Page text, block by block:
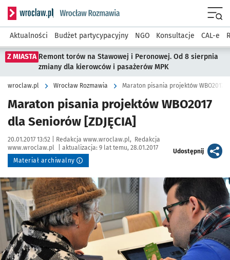
Serwis informacyjny wroclaw.pl podserwis: Rozmawia
Aktualności Budżet partycypacyjny NGO Konsultacje CAL-e
Z MIASTA Remont torów na Stawowej i Peronowej. Od 8 sierpnia
zmiany dla kierowców i pasażerów MPK
wroclaw.pl Wrocław Rozmawia Maraton pisania projektów WBO2017
Maraton pisania projektów WBO2017
dla Seniorów [ZDJĘCIA]
Data publikacji:
20.01.2017 13:52 | Autor:
Redakcja www.wroclaw.pl
Redakcja
www.wroclaw.pl
aktualizacja: 9 lat temu, 28.01.2017
Materiał archiwalny
Udostępnijartykuł
Kliknij, aby powiększyć